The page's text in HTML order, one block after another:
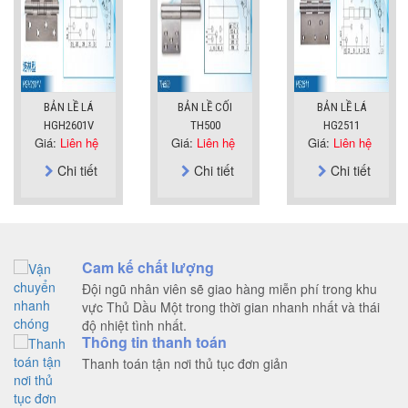
BẢN LỀ LÁ
HGH2601V
Giá: Liên hệ
Chi tiết
BẢN LỀ CỐI
TH500
Giá: Liên hệ
Chi tiết
BẢN LỀ LÁ
HG2511
Giá: Liên hệ
Chi tiết
Cam kế chất lượng
Đội ngũ nhân viên sẽ giao hàng miễn phí trong khu
vực Thủ Dầu Một trong thời gian nhanh nhất và thái
độ nhiệt tình nhất.
Thông tin thanh toán
Thanh toán tận nơi thủ tục đơn giản